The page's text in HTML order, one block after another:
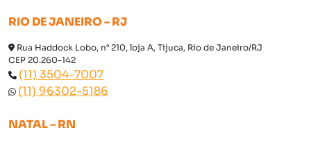
RIO DE JANEIRO – RJ
Rua Haddock Lobo, n° 210, loja A, Tijuca, Rio de Janeiro/RJ
CEP 20.260-142
(11) 3504-7007
(11) 96302-5186
NATAL – RN